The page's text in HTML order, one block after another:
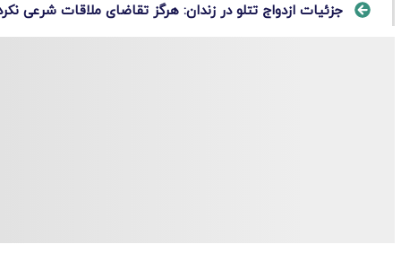
جزئیات ازدواج تتلو در زندان: هرگز تقاضای ملاقات شرعی